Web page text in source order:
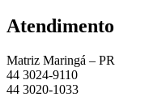
Atendimento
Matriz Maringá – PR
44 3024-9110
44 3020-1033